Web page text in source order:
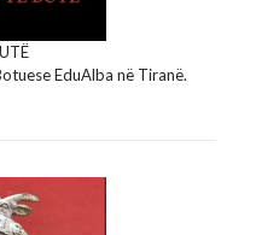
EduAlba në Tiranë.